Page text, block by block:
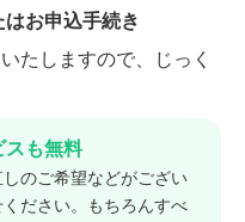
短縮にもなります。
ください。
お申込手続き
たしますので、じっく
スも無料
のご希望などがござい
ださい。もちろんすべ